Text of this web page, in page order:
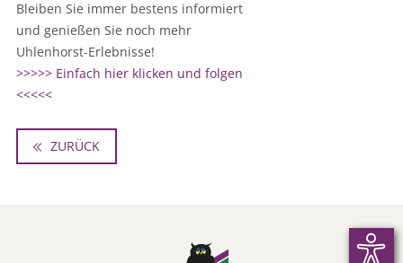
Bleiben Sie immer bestens informiert
und genießen Sie noch mehr
Uhlenhorst-Erlebnisse!
>>>>> Einfach hier klicken und folgen
<<<<<
ZURÜCK